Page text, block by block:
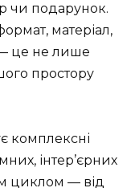
чи подарунок.
матеріал,
це не лише
простору
комплексні
інтер’єрних
циклом — від